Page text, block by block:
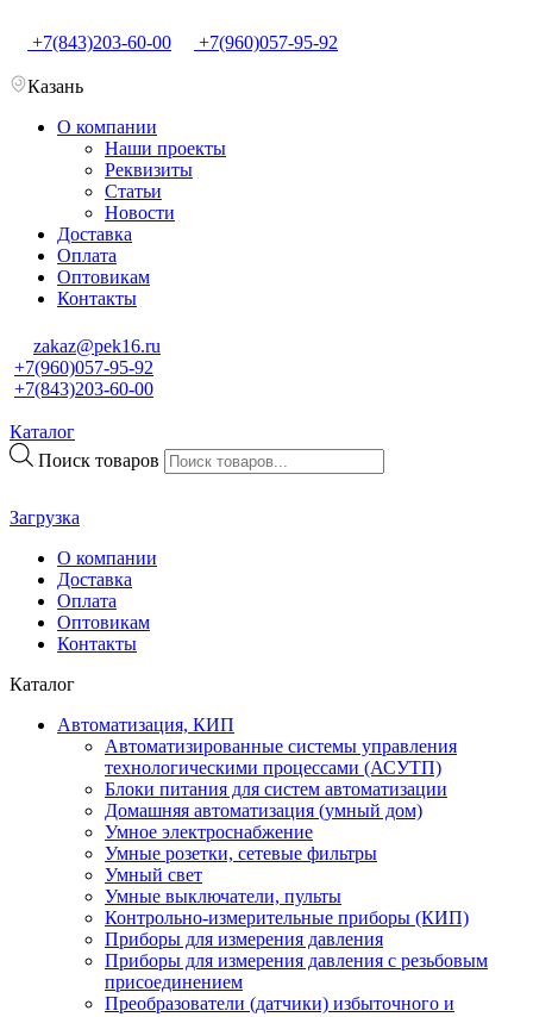
+7(843)203-60-00 +7(960)057-95-92
Казань
О компании
Наши проекты
Реквизиты
Статьи
Новости
Доставка
Оплата
Оптовикам
Контакты
zakaz@pek16.ru
+7(960)057-95-92
+7(843)203-60-00
Каталог
Поиск товаров
Загрузка
О компании
Доставка
Оплата
Оптовикам
Контакты
Каталог
Автоматизация, КИП
Автоматизированные системы управления
технологическими процессами (АСУТП)
Блоки питания для систем автоматизации
Домашняя автоматизация (умный дом)
Умное электроснабжение
Умные розетки, сетевые фильтры
Умный свет
Умные выключатели, пульты
Контрольно-измерительные приборы (КИП)
Приборы для измерения давления
Приборы для измерения давления с резьбовым
присоединением
Преобразователи (датчики) избыточного и